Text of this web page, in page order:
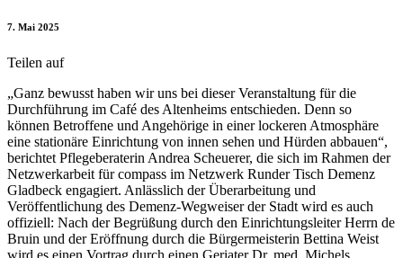
7. Mai 2025
Teilen auf
„Ganz bewusst haben wir uns bei dieser Veranstaltung für die
Durchführung im Café des Altenheims entschieden. Denn so
können Betroffene und Angehörige in einer lockeren Atmosphäre
eine stationäre Einrichtung von innen sehen und Hürden abbauen“,
berichtet Pflegeberaterin Andrea Scheuerer, die sich im Rahmen der
Netzwerkarbeit für compass im Netzwerk Runder Tisch Demenz
Gladbeck engagiert. Anlässlich der Überarbeitung und
Veröffentlichung des Demenz-Wegweiser der Stadt wird es auch
offiziell: Nach der Begrüßung durch den Einrichtungsleiter Herrn de
Bruin und der Eröffnung durch die Bürgermeisterin Bettina Weist
wird es einen Vortrag durch einen Geriater Dr. med. Michels